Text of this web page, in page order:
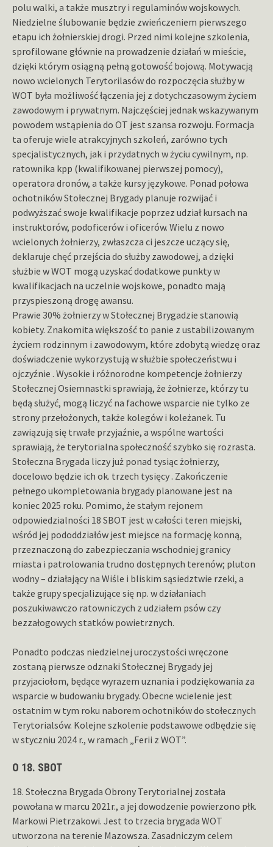
polu walki, a także musztry i regulaminów wojskowych.
Niedzielne ślubowanie będzie zwieńczeniem pierwszego
etapu ich żołnierskiej drogi. Przed nimi kolejne szkolenia,
sprofilowane głównie na prowadzenie działań w mieście,
dzięki którym osiągną pełną gotowość bojową. Motywacją
nowo wcielonych Terytorilasów do rozpoczęcia służby w
WOT była możliwość łączenia jej z dotychczasowym życiem
zawodowym i prywatnym. Najczęściej jednak wskazywanym
powodem wstąpienia do OT jest szansa rozwoju. Formacja
ta oferuje wiele atrakcyjnych szkoleń, zarówno tych
specjalistycznych, jak i przydatnych w życiu cywilnym, np.
ratownika kpp (kwalifikowanej pierwszej pomocy),
operatora dronów, a także kursy językowe. Ponad połowa
ochotników Stołecznej Brygady planuje rozwijać i
podwyższać swoje kwalifikacje poprzez udział kursach na
instruktorów, podoficerów i oficerów. Wielu z nowo
wcielonych żołnierzy, zwłaszcza ci jeszcze uczący się,
deklaruje chęć przejścia do służby zawodowej, a dzięki
służbie w WOT mogą uzyskać dodatkowe punkty w
kwalifikacjach na uczelnie wojskowe, ponadto mają
przyspieszoną drogę awansu.
Prawie 30% żołnierzy w Stołecznej Brygadzie stanowią
kobiety. Znakomita większość to panie z ustabilizowanym
życiem rodzinnym i zawodowym, które zdobytą wiedzę oraz
doświadczenie wykorzystują w służbie społeczeństwu i
ojczyźnie . Wysokie i różnorodne kompetencje żołnierzy
Stołecznej Osiemnastki sprawiają, że żołnierze, którzy tu
będą służyć, mogą liczyć na fachowe wsparcie nie tylko ze
strony przełożonych, także kolegów i koleżanek. Tu
zawiązują się trwałe przyjaźnie, a wspólne wartości
sprawiają, że terytorialna społeczność szybko się rozrasta.
Stołeczna Brygada liczy już ponad tysiąc żołnierzy,
docelowo będzie ich ok. trzech tysięcy . Zakończenie
pełnego ukompletowania brygady planowane jest na
koniec 2025 roku. Pomimo, że stałym rejonem
odpowiedzialności 18 SBOT jest w całości teren miejski,
wśród jej pododdziałów jest miejsce na formację konną,
przeznaczoną do zabezpieczania wschodniej granicy
miasta i patrolowania trudno dostępnych terenów; pluton
wodny – działający na Wiśle i bliskim sąsiedztwie rzeki, a
także grupy specjalizujące się np. w działaniach
poszukiwawczo ratowniczych z udziałem psów czy
bezzałogowych statków powietrznych.
Ponadto podczas niedzielnej uroczystości wręczone
zostaną pierwsze odznaki Stołecznej Brygady jej
przyjaciołom, będące wyrazem uznania i podziękowania za
wsparcie w budowaniu brygady. Obecne wcielenie jest
ostatnim w tym roku naborem ochotników do stołecznych
Terytorialsów. Kolejne szkolenie podstawowe odbędzie się
w styczniu 2024 r., w ramach „Ferii z WOT”.
O 18. SBOT
18. Stołeczna Brygada Obrony Terytorialnej została
powołana w marcu 2021r., a jej dowodzenie powierzono płk.
Markowi Pietrzakowi. Jest to trzecia brygada WOT
utworzona na terenie Mazowsza. Zasadniczym celem